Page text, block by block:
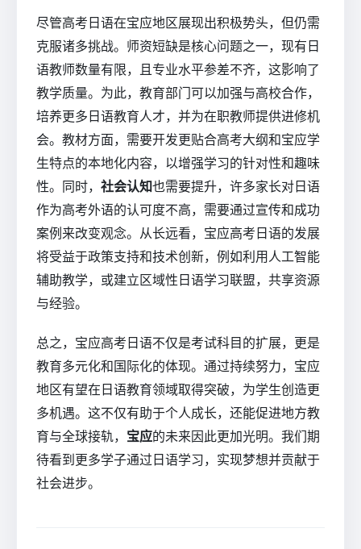
尽管高考日语在宝应地区展现出积极势头，但仍需
克服诸多挑战。师资短缺是核心问题之一，现有日
语教师数量有限，且专业水平参差不齐，这影响了
教学质量。为此，教育部门可以加强与高校合作，
培养更多日语教育人才，并为在职教师提供进修机
会。教材方面，需要开发更贴合高考大纲和宝应学
生特点的本地化内容，以增强学习的针对性和趣味
性。同时， 社会认知也需要提升，许多家长对日语
作为高考外语的认可度不高，需要通过宣传和成功
案例来改变观念。从长远看，宝应高考日语的发展
将受益于政策支持和技术创新，例如利用人工智能
辅助教学，或建立区域性日语学习联盟，共享资源
与经验。
总之，宝应高考日语不仅是考试科目的扩展，更是
教育多元化和国际化的体现。通过持续努力，宝应
地区有望在日语教育领域取得突破，为学生创造更
多机遇。这不仅有助于个人成长，还能促进地方教
育与全球接轨， 宝应的未来因此更加光明。我们期
待看到更多学子通过日语学习，实现梦想并贡献于
社会进步。